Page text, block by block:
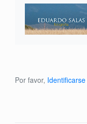
Por favor, Identificarse